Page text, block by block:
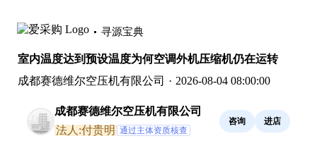
寻源宝典
室内温度达到预设温度为何空调外机压缩机仍在运转
成都赛德维尔空压机有限公司 · 2026-08-04 08:00:00
成都赛德维尔空压机有限公司
法人:付贵明 通过主体资质核查
咨询 进店